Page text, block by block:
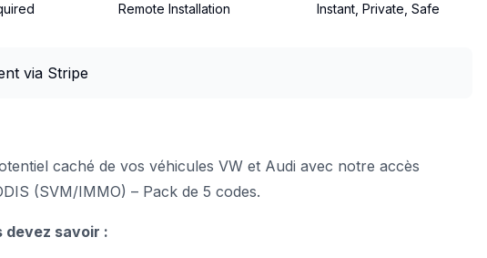
Remote Installation Instant, Private, Safe
caché de vos véhicules VW et Audi avec notre accès
(SVM/IMMO) – Pack de 5 codes.
devez savoir :